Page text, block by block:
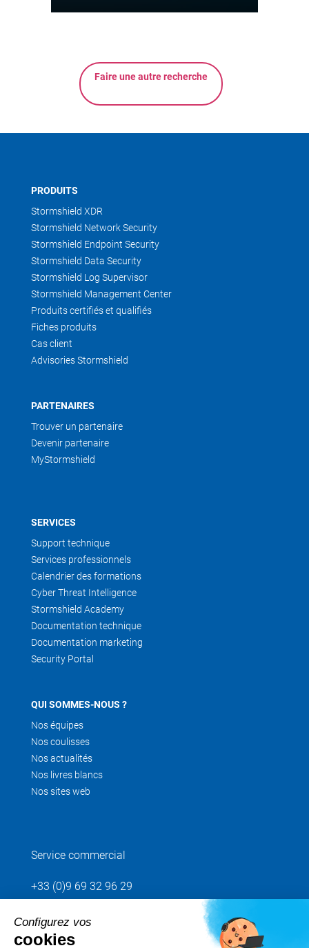
Faire une autre recherche
PRODUITS
Stormshield XDR
Stormshield Network Security
Stormshield Endpoint Security
Stormshield Data Security
Stormshield Log Supervisor
Stormshield Management Center
Produits certifiés et qualifiés
Fiches produits
Cas client
Advisories Stormshield
PARTENAIRES
Trouver un partenaire
Devenir partenaire
MyStormshield
SERVICES
Support technique
Services professionnels
Calendrier des formations
Cyber Threat Intelligence
Stormshield Academy
Documentation technique
Documentation marketing
Security Portal
QUI SOMMES-NOUS ?
Nos équipes
Nos coulisses
Nos actualités
Nos livres blancs
Nos sites web
Service commercial
+33 (0)9 69 32 96 29
Envoyez votre demande
Configurez vos
cookies